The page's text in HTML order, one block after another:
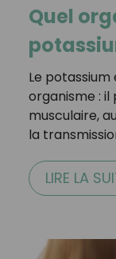
Quel
Le
organisme :
musculaire,
la
LIRE LA